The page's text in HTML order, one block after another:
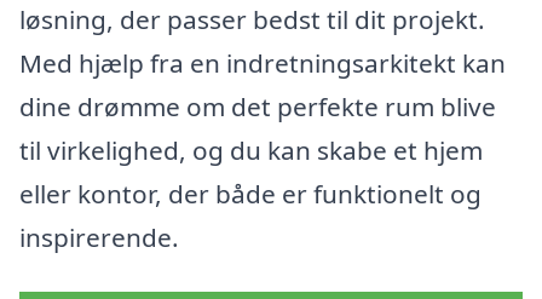
løsning, der passer bedst til dit projekt.
Med hjælp fra en indretningsarkitekt kan
dine drømme om det perfekte rum blive
til virkelighed, og du kan skabe et hjem
eller kontor, der både er funktionelt og
inspirerende.